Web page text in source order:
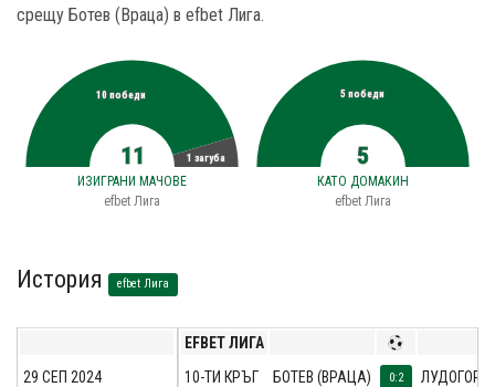
срещу Ботев (Враца) в efbet Лига.
10 победи
1 загуба
11
ИЗИГРАНИ МАЧОВЕ
efbet Лига
5 победи
5
КАТО ДОМАКИН
efbet Лига
История efbet Лига
EFBET ЛИГА
10-ТИ КРЪГ
БОТЕВ (ВРАЦА) 0:2
29 СЕП 2024